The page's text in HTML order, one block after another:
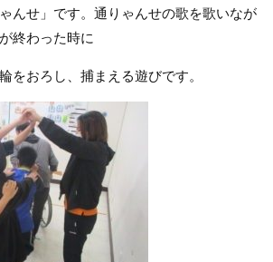
んせ」です。通りゃんせの歌を歌いなが
終わった時に
をおろし、捕まえる遊びです。